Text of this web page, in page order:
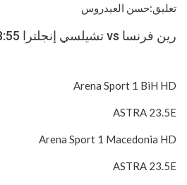
تعليق:حسن العيدروس
رين فرنسا vs تشيلسي إنجلترا 18:55
Arena Sport 1 BiH HD
ASTRA 23.5E
Arena Sport 1 Macedonia HD
ASTRA 23.5E